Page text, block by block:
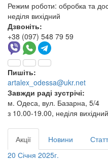
Режим роботи: обробка та
неділя вихідний
Дзвоніть:
+38 (097) 548 79 59
Пишіть:
artalex_odessa@ukr.net
Завжди раді зустрічі:
м. Одеса, вул. Базарна, 5/4
з 10.00-19.00, неділя вихідний
Акції Новини
20 Січня 2025г.